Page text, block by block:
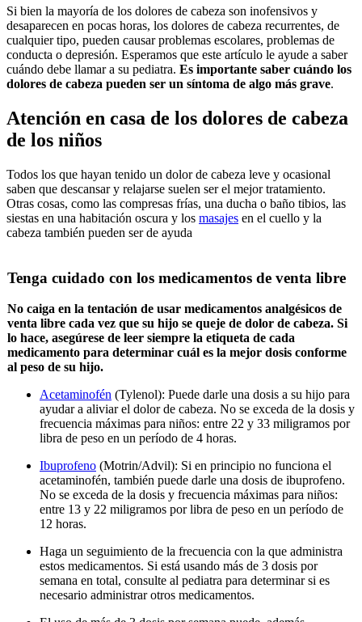
Si bien la mayoría de los dolores de cabeza son inofensivos y
desaparecen en pocas horas, los dolores de cabeza recurrentes, de
cualquier tipo, pueden causar problemas escolares, problemas de
conducta o depresión. Esperamos que este artículo le ayude a saber
cuándo debe llamar a su pediatra. Es importante saber cuándo los
dolores de cabeza pueden ser un síntoma de algo más grave.
Atención en casa de los dolores de cabeza
de los niños
Todos los que hayan tenido un dolor de cabeza leve y ocasional
saben que descansar y relajarse suelen ser el mejor tratamiento.
Otras cosas, como las compresas frías, una ducha o baño tibios, las
siestas en una habitación oscura y los masajes en el cuello y la
cabeza también pueden ser de ayuda
Tenga cuidado con los medicamentos de venta libre
No caiga en la tentación de usar medicamentos analgésicos de
venta libre cada vez que su hijo se queje de dolor de cabeza. Si
lo hace, asegúrese de leer siempre la etiqueta de cada
medicamento para determinar cuál es la mejor dosis conforme
al peso de su hijo.
Acetaminofén (Tylenol): Puede darle una dosis a su hijo para
ayudar a aliviar el dolor de cabeza. No se exceda de la dosis y
frecuencia máximas para niños: entre 22 y 33 miligramos por
libra de peso en un período de 4 horas.
Ibuprofeno (Motrin/Advil): Si en principio no funciona el
acetaminofén, también puede darle una dosis de ibuprofeno.
No se exceda de la dosis y frecuencia máximas para niños:
entre 13 y 22 miligramos por libra de peso en un período de
12 horas.
Haga un seguimiento de la frecuencia con la que administra
estos medicamentos. Si está usando más de 3 dosis por
semana en total, consulte al pediatra para determinar si es
necesario administrar otros medicamentos.